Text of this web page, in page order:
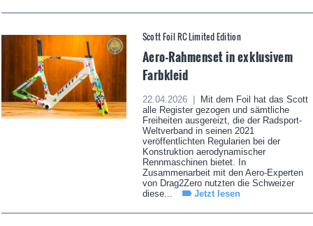
Scott Foil RC Limited Edition
Aero-Rahmenset in exklusivem
Farbkleid
22.04.2026 |
Mit dem Foil hat das Scott
alle Register gezogen und sämtliche
Freiheiten ausgereizt, die der Radsport-
Weltverband in seinen 2021
veröffentlichten Regularien bei der
Konstruktion aerodynamischer
Rennmaschinen bietet. In
Zusammenarbeit mit den Aero-Experten
von Drag2Zero nutzten die Schweizer
diese...
Jetzt lesen